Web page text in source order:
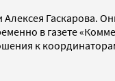
Гаскарова.
в газете
к